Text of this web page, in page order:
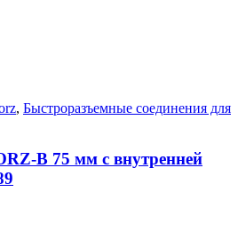
, Быстроразъемные соединения для
B 75 мм с внутренней